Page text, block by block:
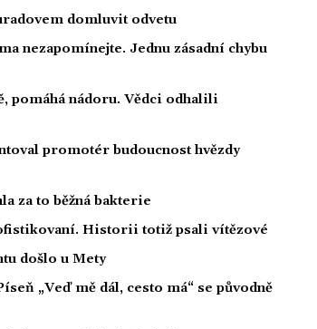
domluvit odvetu
nezapomínejte. Jednu zásadní chybu
pomáhá nádoru. Vědci odhalili
promotér budoucnost hvězdy
za to běžná bakterie
Historii totiž psali vítězové
došlo u Mety
„Veď mě dál, cesto má“ se původně